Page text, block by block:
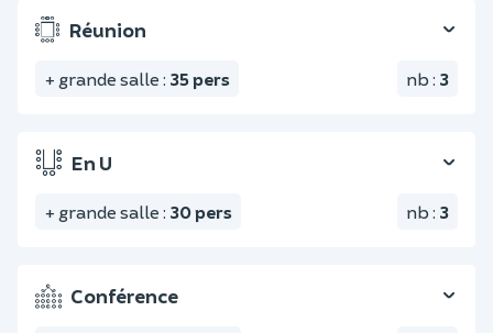
Réunion
+ grande salle : 35pers nb : 3
En U
+ grande salle : 30pers nb : 3
Conférence